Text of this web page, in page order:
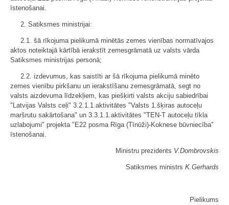
īstenošanai.
2. Satiksmes ministrijai:
2.1. šā rīkojuma pielikumā minētās zemes vienības normatīvajos
aktos noteiktajā kārtībā ierakstīt zemesgrāmatā uz valsts vārda
Satiksmes ministrijas personā;
2.2. izdevumus, kas saistīti ar šā rīkojuma pielikumā minēto
zemes vienību pirkšanu un ierakstīšanu zemesgrāmatā, segt no
valsts aizdevuma līdzekļiem, kas piešķirti valsts akciju sabiedrībai
"Latvijas Valsts ceļi" 3.2.1.1.aktivitātes "Valsts 1.šķiras autoceļu
maršrutu sakārtošana" un 3.3.1.1.aktivitātes "TEN-T autoceļu tīkla
uzlabojumi" projekta "E22 posma Rīga (Tīnūži)-Koknese būvniecība"
īstenošanai.
Ministru prezidents V.Dombrovskis
Satiksmes ministrs K.Gerhards
Pielikums